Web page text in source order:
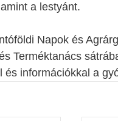
a lestyánt.
Napok és
Terméktanács
és információkkal a